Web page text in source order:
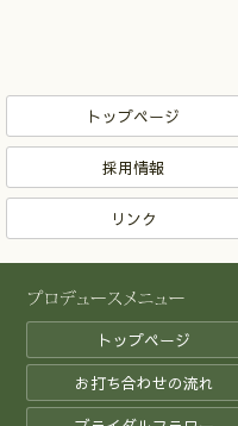
トップページ
採用情報
リンク
トップページ
お打ち合わせの流れ